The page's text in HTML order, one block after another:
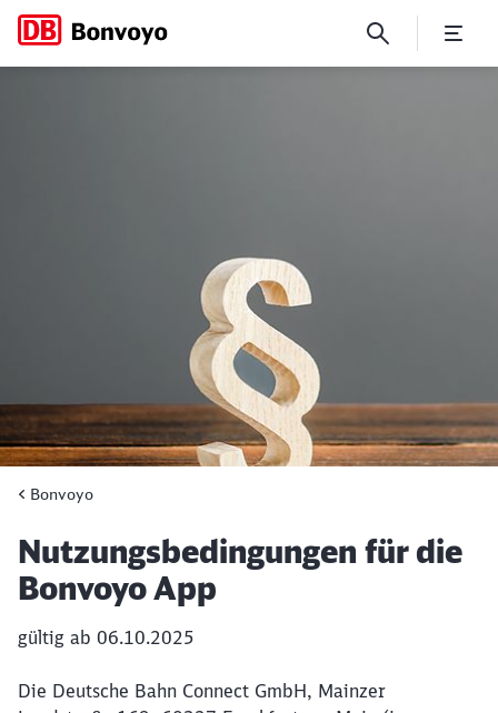
Bonvoyo
Artikel:
Nutzungsbedingungen für die
Bonvoyo App
gültig ab 06.10.2025
Die Deutsche Bahn Connect GmbH, Mainzer